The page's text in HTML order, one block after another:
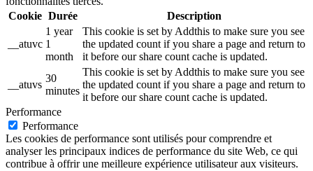
Cookie Durée Description
__atuvc
1 year
1
month
This cookie is set by Addthis to make sure you see
the updated count if you share a page and return to
it before our share count cache is updated.
__atuvs
30
minutes
This cookie is set by Addthis to make sure you see
the updated count if you share a page and return to
it before our share count cache is updated.
Performance
Performance
Les cookies de performance sont utilisés pour comprendre et
analyser les principaux indices de performance du site Web, ce qui
contribue à offrir une meilleure expérience utilisateur aux visiteurs.